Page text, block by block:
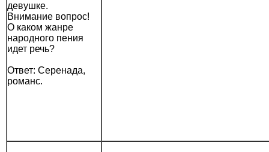
девушке.
Внимание вопрос!
О каком жанре
народного пения
идет речь?
Ответ: Серенада,
романс.